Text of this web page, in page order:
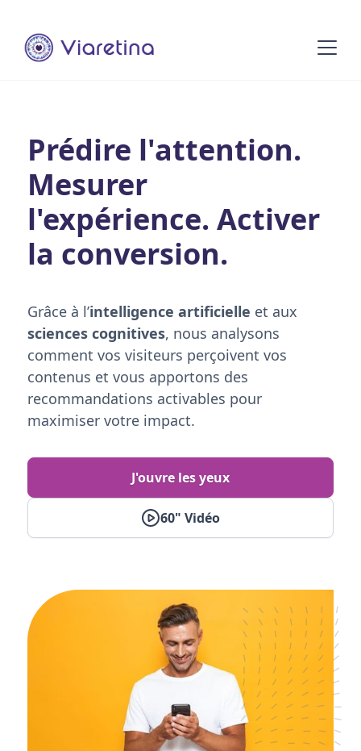
Prédire l'attention.
Mesurer
l'expérience. Activer
la conversion.
Grâce à l’intelligence artificielle et aux
sciences cognitives, nous analysons
comment vos visiteurs perçoivent vos
contenus et vous apportons des
recommandations activables pour
maximiser votre impact.
60" Vidéo
J'ouvre les yeux